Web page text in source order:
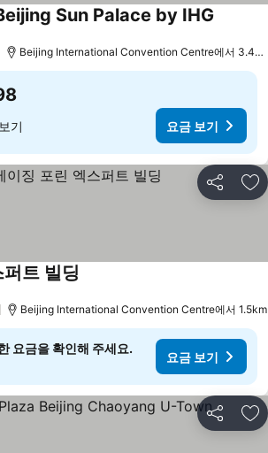
Sun Palace by IHG
Beijing International Convention Centre에서
기 요금 보기
공유 즐
트 빌딩
Beijing International Convention Centre에서 1.5km
요금을 확인해 주세요.
요금 보기
공유 즐